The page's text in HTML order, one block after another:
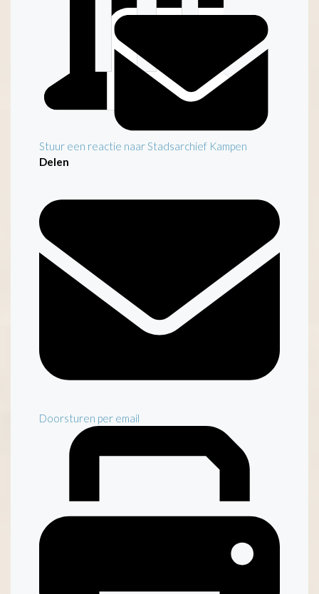
Stuur een reactie naar Stadsarchief Kampen
Delen
Doorsturen per email